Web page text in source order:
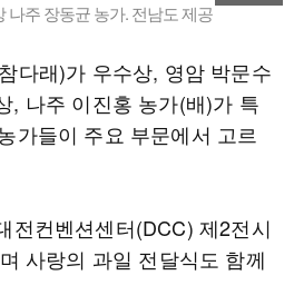
나주 장동균 농가. 전남도 제공
다래)가 우수상, 영암 박문수
, 나주 이진홍 농가(배)가 특
가들이 주요 부문에서 고르
전컨벤션센터(DCC) 제2전시
사랑의 과일 전달식도 함께